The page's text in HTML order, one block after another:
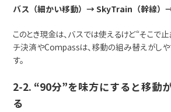
バス（細かい移動）→ SkyTrain（幹線）
このとき現金は、バスでは使えるけど“そこで止
チ決済やCompassは、移動の組み替えがしや
す。
2-2. “90分”を味方にすると移動
る